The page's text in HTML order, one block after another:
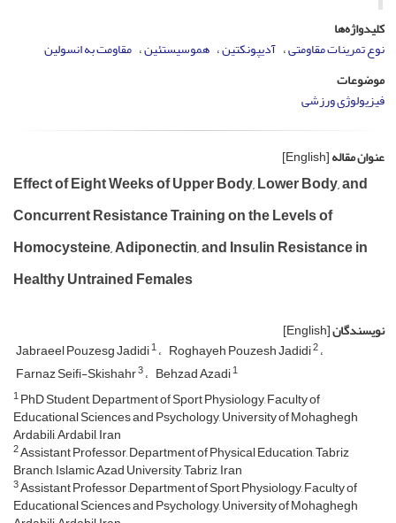
کلیدواژه‌ها
نوع تمرینات مقاومتی آدیپونکتین هموسیستئین مقاومت به انسولین
موضوعات
فیزیولوژی ورزشی
عنوان مقاله[English]
Effect of Eight Weeks of Upper Body, Lower Body, and
Concurrent Resistance Training on the Levels of
Homocysteine, Adiponectin, and Insulin Resistance in
Healthy Untrained Females
نویسندگان[English]
Jabraeel Pouzesg Jadidi1 Roghayeh Pouzesh Jadidi2
Farnaz Seifi-Skishahr3 Behzad Azadi1
1PhD Student, Department of Sport Physiology, Faculty of
Educational Sciences and Psychology, University of Mohaghegh
Ardabili, Ardabil, Iran
2Assistant Professor, Department of Physical Education, Tabriz
Branch, Islamic Azad University, Tabriz, Iran
3Assistant Professor ,Department of Sport Physiology, Faculty of
Educational Sciences and Psychology, University of Mohaghegh